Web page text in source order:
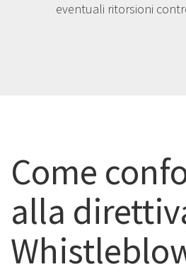
eventuali ritorsioni
Come
alla